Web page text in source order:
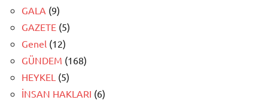
GALA (9)
GAZETE (5)
Genel (12)
GÜNDEM (168)
HEYKEL (5)
İNSAN HAKLARI (6)